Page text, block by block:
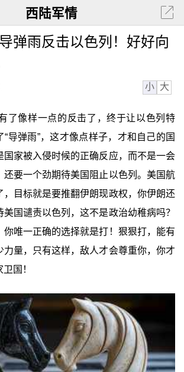
西陆军情
弹雨反击以色列！好好向
小 大
了像样一点的反击了，终于让以色列特
导弹雨”，这才像点样子，才和自己的国
国家被入侵时候的正确反应，而不是一会
还要一个劲期待美国阻止以色列。美国航
，目标就是要推翻伊朗现政权，你伊朗还
国谴责以色列，这不是政治幼稚病吗？
你唯一正确的选择就是打！狠狠打，能有
力量，只有这样，敌人才会尊重你，你才
国！